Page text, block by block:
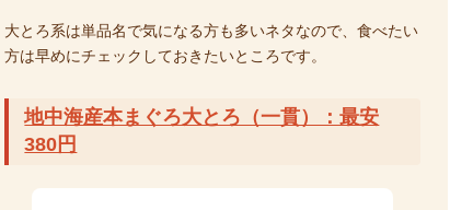
大とろ系は単品名で気になる方も多いネタなので、食べたい
方は早めにチェックしておきたいところです。
地中海産本まぐろ大とろ（一貫）：最安
380円